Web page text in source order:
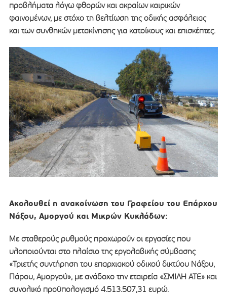
προβλήματα λόγω φθορών και ακραίων καιρικών
φαινομένων, με στόχο τη βελτίωση της οδικής ασφάλειας
και των συνθηκών μετακίνησης για κατοίκους και επισκέπτες.
Ακολουθεί η ανακοίνωση του Γραφείου του Επάρχου
Νάξου, Αμοργού και Μικρών Κυκλάδων:
Με σταθερούς ρυθμούς προχωρούν οι εργασίες που
υλοποιούνται στο πλαίσιο της εργολαβικής σύμβασης
«Τριετής συντήρηση του επαρχιακού οδικού δικτύου Νάξου,
Πάρου, Αμοργού», με ανάδοχο την εταιρεία «ΣΜΙΛΗ ΑΤΕ» και
συνολικό προϋπολογισμό 4.513.507,31 ευρώ.